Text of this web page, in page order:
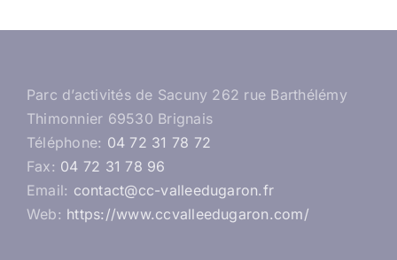
Parc d’activités de Sacuny 262 rue Barthélémy
Thimonnier 69530 Brignais
Téléphone: 04 72 31 78 72
Fax: 04 72 31 78 96
Email: contact@cc-valleedugaron.fr
Web: https://www.ccvalleedugaron.com/